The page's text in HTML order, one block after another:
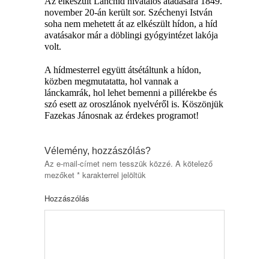
november 20-án került sor. Széchenyi István
soha nem mehetett át az elkészült hídon, a híd
avatásakor már a döblingi gyógyintézet lakója
volt.
A hídmesterrel együtt átsétáltunk a hídon,
közben megmutatatta, hol vannak a
lánckamrák, hol lehet bemenni a pillérekbe és
szó esett az oroszlánok nyelvéről is. Köszönjük
Fazekas Jánosnak az érdekes programot!
Vélemény, hozzászólás?
Az e-mail-címet nem tesszük közzé. A kötelező
mezőket * karakterrel jelöltük
Hozzászólás